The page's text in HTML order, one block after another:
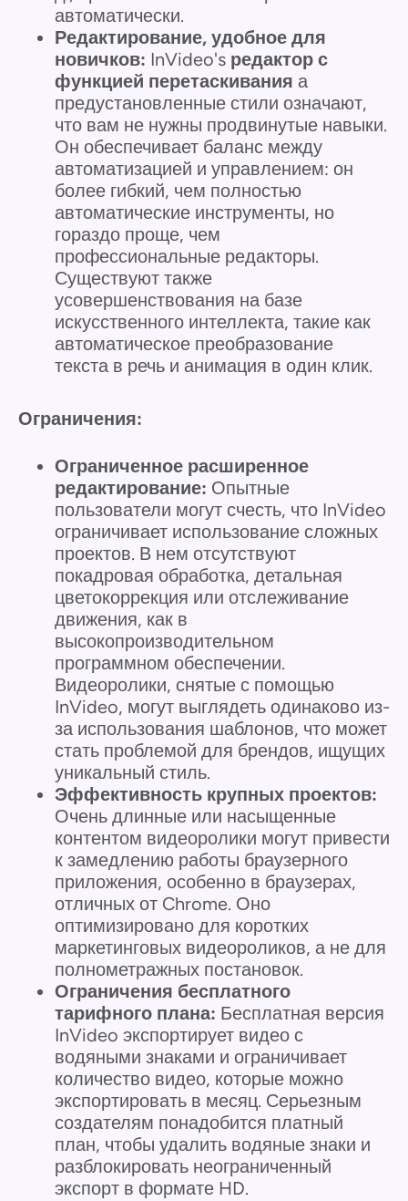
автоматически.
Редактирование, удобное для
новичков: InVideo's редактор с
функцией перетаскивания а
предустановленные стили означают,
что вам не нужны продвинутые навыки.
Он обеспечивает баланс между
автоматизацией и управлением: он
более гибкий, чем полностью
автоматические инструменты, но
гораздо проще, чем
профессиональные редакторы.
Существуют также
усовершенствования на базе
искусственного интеллекта, такие как
автоматическое преобразование
текста в речь и анимация в один клик.
Ограничения:
Ограниченное расширенное
редактирование: Опытные
пользователи могут счесть, что InVideo
ограничивает использование сложных
проектов. В нем отсутствуют
покадровая обработка, детальная
цветокоррекция или отслеживание
движения, как в
высокопроизводительном
программном обеспечении.
Видеоролики, снятые с помощью
InVideo, могут выглядеть одинаково из-
за использования шаблонов, что может
стать проблемой для брендов, ищущих
уникальный стиль.
Эффективность крупных проектов:
Очень длинные или насыщенные
контентом видеоролики могут привести
к замедлению работы браузерного
приложения, особенно в браузерах,
отличных от Chrome. Оно
оптимизировано для коротких
маркетинговых видеороликов, а не для
полнометражных постановок.
Ограничения бесплатного
тарифного плана: Бесплатная версия
InVideo экспортирует видео с
водяными знаками и ограничивает
количество видео, которые можно
экспортировать в месяц. Серьезным
создателям понадобится платный
план, чтобы удалить водяные знаки и
разблокировать неограниченный
экспорт в формате HD.